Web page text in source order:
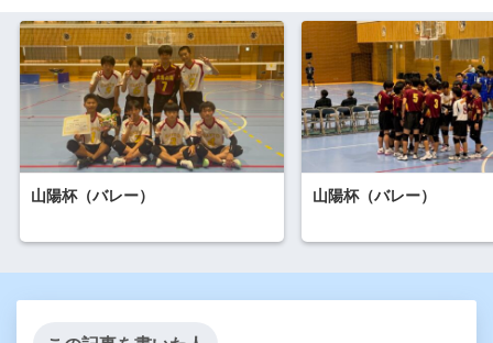
山陽杯（バレー） 山陽杯（バレー）